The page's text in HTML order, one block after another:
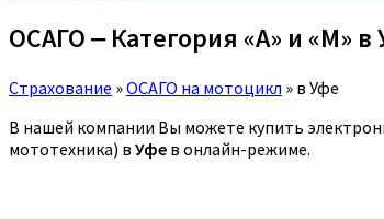
ОСАГО ‒ Категория «A» и «M» в
Страхование »ОСАГО на мотоцикл » в Уфе
В нашей компании Вы можете купить
мототехника) в Уфе в онлайн-режиме.